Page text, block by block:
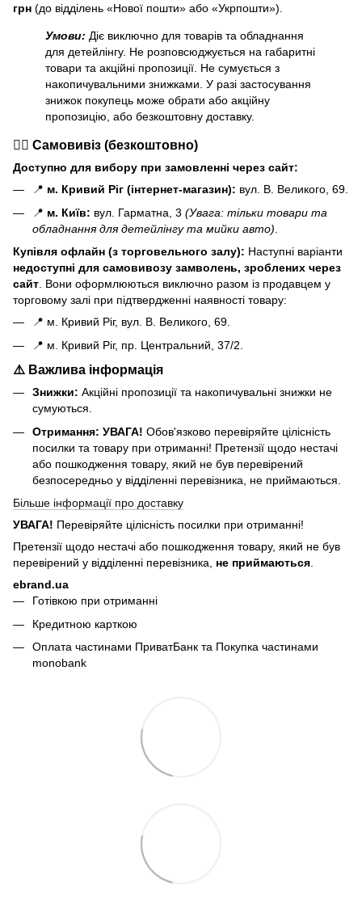
грн (до відділень «Нової пошти» або «Укрпошти»).
Умови: Діє виключно для товарів та обладнання
для детейлінгу. Не розповсюджується на габаритні
товари та акційні пропозиції. Не сумується з
накопичувальними знижками. У разі застосування
знижок покупець може обрати або акційну
пропозицію, або безкоштовну доставку.
🏃‍♂️ Самовивіз (безкоштовно)
Доступно для вибору при замовленні через сайт:
📍 м. Кривий Ріг (інтернет-магазин): вул. В. Великого, 69.
📍 м. Київ: вул. Гарматна, 3 (Увага: тільки товари та
обладнання для детейлінгу та мийки авто)
Купівля офлайн (з торговельного залу): Наступні варіанти
недоступні для самовивозу замволень, зроблених через
сайт . Вони оформлюються виключно разом із продавцем у
торговому залі при підтвердженні наявності товару:
📍 м. Кривий Ріг, вул. В. Великого, 69.
📍 м. Кривий Ріг, пр. Центральний, 37/2.
⚠️ Важлива інформація
Знижки: Акційні пропозиції та накопичувальні знижки не
сумуються.
Отримання: УВАГА! Обов'язково перевіряйте цілісність
посилки та товару при отриманні! Претензії щодо нестачі
або пошкодження товару, який не був перевірений
безпосередньо у відділенні перевізника, не приймаються.
Більше інформації про доставку
УВАГА! Перевіряйте цілісність посилки при отриманні!
Претензії щодо нестачі або пошкодження товару, який не був
перевірений у відділенні перевізника, не приймаються
ebrand.ua
Готівкою при отриманні
Кредитною карткою
Оплата частинами ПриватБанк та Покупка частинами
monobank